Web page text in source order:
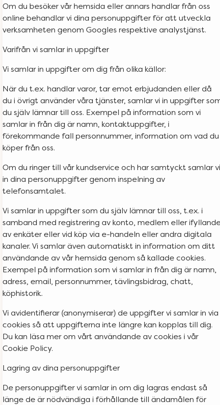
Om du besöker vår hemsida eller annars handlar från oss
online behandlar vi dina personuppgifter för att utveckla
verksamheten genom Googles respektive analystjänst.
Varifrån vi samlar in uppgifter
Vi samlar in uppgifter om dig från olika källor:
När du t.ex. handlar varor, tar emot erbjudanden eller då
du i övrigt använder våra tjänster, samlar vi in uppgifter
du själv lämnar till oss. Exempel på information som vi
samlar in från dig är namn, kontaktuppgifter, i
förekommande fall personnummer, information om vad du
köper från oss.
Om du ringer till vår kundservice och har samtyckt samlar vi
in dina personuppgifter genom inspelning av
telefonsamtalet.
Vi samlar in uppgifter som du själv lämnar till oss, t.ex. i
samband med registrering av konto, medlem eller
av enkäter eller vid köp via e-handeln eller andra digitala
kanaler. Vi samlar även automatiskt in information om ditt
användande av vår hemsida genom så kallade cookies.
Exempel på information som vi samlar in från dig är namn,
adress, email, personnummer, tävlingsbidrag, chatt,
köphistorik.
Vi avidentifierar (anonymiserar) de uppgifter vi samlar in via
cookies så att uppgifterna inte längre kan kopplas till dig.
Du kan läsa mer om vårt användande av cookies i vår
Cookie Policy.
Lagring av dina personuppgifter
De personuppgifter vi samlar in om dig lagras endast så
länge de är nödvändiga i förhållande till ändamålen för